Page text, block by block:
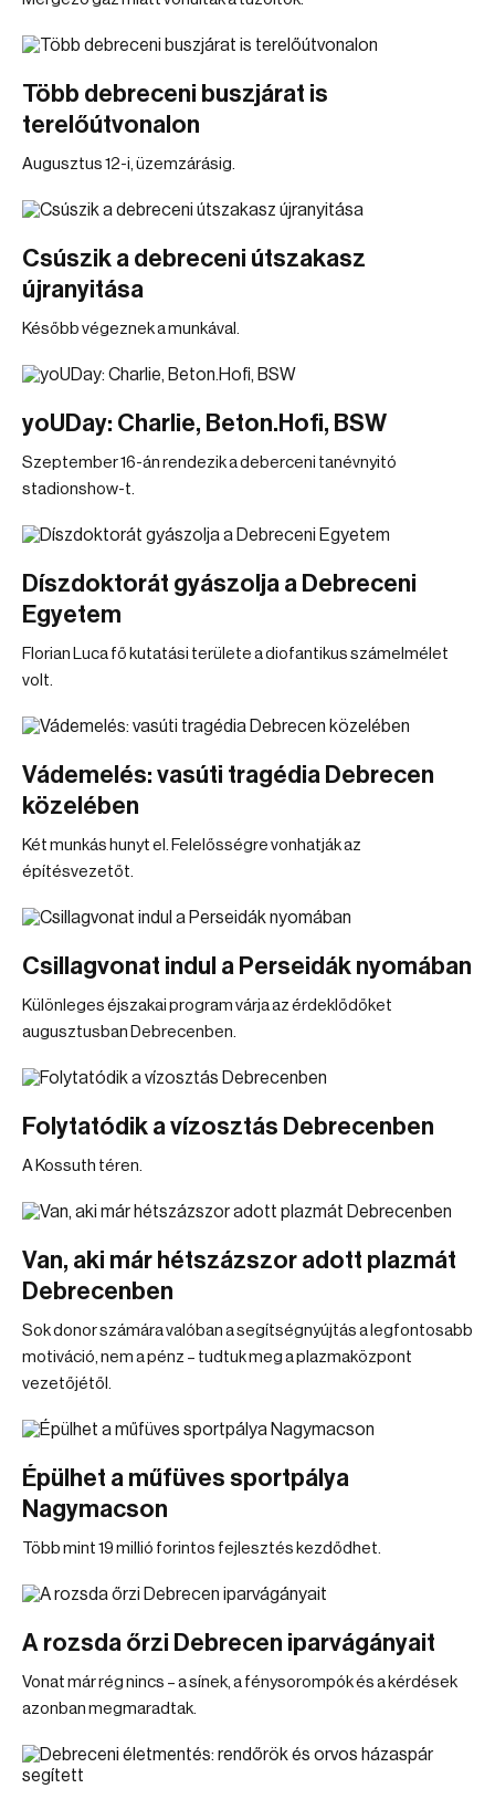
Több debreceni buszjárat is
terelőútvonalon
Augusztus 12-i, üzemzárásig.
Csúszik a debreceni útszakasz
újranyitása
Később végeznek a munkával.
yoUDay: Charlie, Beton.Hofi, BSW
Szeptember 16-án rendezik a deberceni tanévnyitó
stadionshow-t.
Díszdoktorát gyászolja a Debreceni
Egyetem
Florian Luca fő kutatási területe a diofantikus számelmélet
volt.
Vádemelés: vasúti tragédia Debrecen
közelében
Két munkás hunyt el. Felelősségre vonhatják az
építésvezetőt.
Csillagvonat indul a Perseidák nyomában
Különleges éjszakai program várja az érdeklődőket
augusztusban Debrecenben.
Folytatódik a vízosztás Debrecenben
A Kossuth téren.
Van, aki már hétszázszor adott plazmát
Debrecenben
Sok donor számára valóban a segítségnyújtás a legfontosabb
motiváció, nem a pénz – tudtuk meg a plazmaközpont
vezetőjétől.
Épülhet a műfüves sportpálya
Nagymacson
Több mint 19 millió forintos fejlesztés kezdődhet.
A rozsda őrzi Debrecen iparvágányait
Vonat már rég nincs – a sínek, a fénysorompók és a kérdések
azonban megmaradtak.